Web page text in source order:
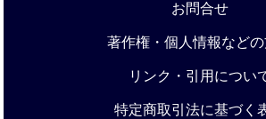
お問合せ
著作権・個人情報など
リンク・引用につい
特定商取引法に基づく